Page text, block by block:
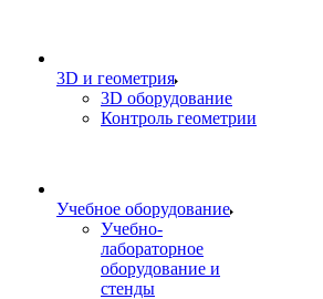
3D и геометрия
3D оборудование
Контроль геометрии
Учебное оборудование
Учебно-
лабораторное
оборудование и
стенды